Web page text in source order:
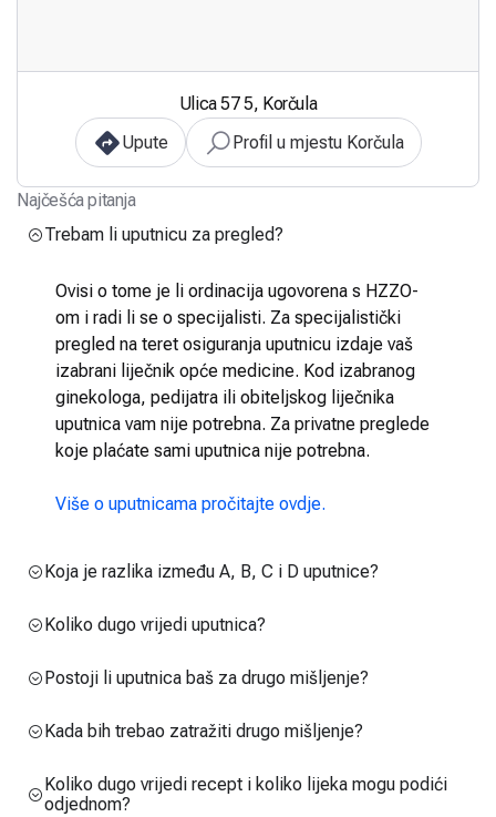
Ulica 57 5, Korčula
Upute
Profil u mjestu Korčula
Najčešća pitanja
Trebam li uputnicu za pregled?
Ovisi o tome je li ordinacija ugovorena s HZZO-
om i radi li se o specijalisti. Za specijalistički
pregled na teret osiguranja uputnicu izdaje vaš
izabrani liječnik opće medicine. Kod izabranog
ginekologa, pedijatra ili obiteljskog liječnika
uputnica vam nije potrebna. Za privatne preglede
koje plaćate sami uputnica nije potrebna.
Više o uputnicama pročitajte ovdje.
Koja je razlika između A, B, C i D uputnice?
Koliko dugo vrijedi uputnica?
Postoji li uputnica baš za drugo mišljenje?
Kada bih trebao zatražiti drugo mišljenje?
Koliko dugo vrijedi recept i koliko lijeka mogu podići
odjednom?